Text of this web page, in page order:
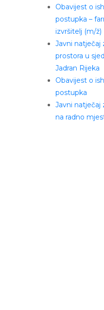
Obavijest o
postupka –
izvršitelj (m/ž)
Javni natječaj
prostora u
Jadran Rijeka
Obavijest o
postupka
Javni natječaj
na radno